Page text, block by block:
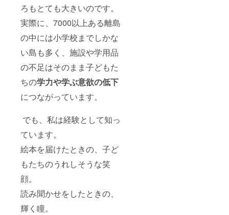
ろもとても大きいのです。
実際に、7000以上ある離島
の中には小学校までしかな
い島も多く、施設や学用品
の不足はそのまま子どもた
ちの学力や学ぶ意欲の低下
につながっています。
でも、私は経験として知っ
ています。
絵本を届けたときの、子ど
もたちのうれしそうな笑
顔。
読み聞かせをしたときの、
輝く瞳。